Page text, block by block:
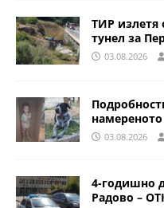
ТИР излетя
тунел за
03.08.2026
03.08.2026
4-годишно
Радово –